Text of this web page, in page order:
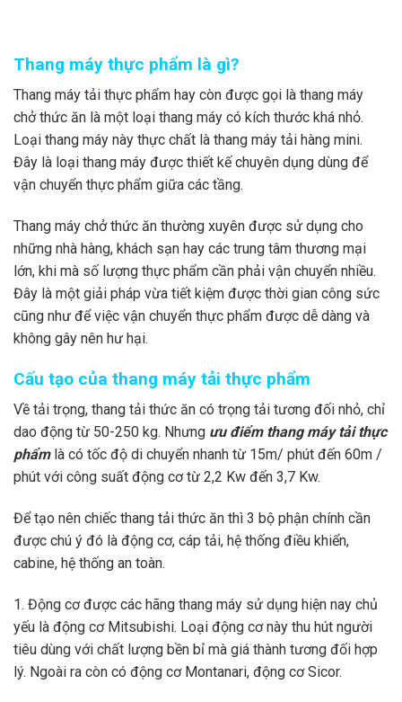
Thang máy thực phẩm là gì?
Thang máy tải thực phẩm hay còn được gọi là thang máy
chở thức ăn là một loại thang máy có kích thước khá nhỏ.
Loại thang máy này thực chất là thang máy tải hàng mini.
Đây là loại thang máy được thiết kế chuyên dụng dùng để
vận chuyển thực phẩm giữa các tầng.
Thang máy chở thức ăn thường xuyên được sử dụng cho
những nhà hàng, khách sạn hay các trung tâm thương mại
lớn, khi mà số lượng thực phẩm cần phải vận chuyển nhiều.
Đây là một giải pháp vừa tiết kiệm được thời gian công sức
cũng như để việc vận chuyển thực phẩm được dễ dàng và
không gây nên hư hại.
Cấu tạo của thang máy tải thực phẩm
Về tải trọng, thang tải thức ăn có trọng tải tương đối nhỏ, chỉ
dao động từ 50-250 kg. Nhưng ưu điểm thang máy tải thực
phẩmlà có tốc độ di chuyển nhanh từ 15m/ phút đến 60m /
phút với công suất động cơ từ 2,2 Kw đến 3,7 Kw.
Để tạo nên chiếc thang tải thức ăn thì 3 bộ phận chính cần
được chú ý đó là động cơ, cáp tải, hệ thống điều khiển,
cabine, hệ thống an toàn.
1. Động cơ được các hãng thang máy sử dụng hiện nay chủ
yếu là động cơ Mitsubishi. Loại động cơ này thu hút người
tiêu dùng với chất lượng bền bỉ mà giá thành tương đối hợp
lý. Ngoài ra còn có động cơ Montanari, động cơ Sicor.